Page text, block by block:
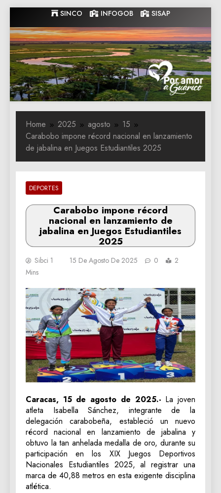
to
content
SINCO INFOGOB SISAP
Gobernacion
de Guarico
Gobernacion de Guarico
Home 2025 agosto
15
Carabobo impone récord nacional en lanzamiento
de jabalina en Juegos Estudiantiles 2025
DEPORTES
Carabobo impone récord
nacional en lanzamiento de
jabalina en Juegos Estudiantiles
2025
Sibci 1 15 De Agosto De 2025 0
2
Mins
Caracas, 15 de agosto de 2025.- La joven
atleta Isabella Sánchez, integrante de la
delegación carabobeña, estableció un nuevo
récord nacional en lanzamiento de jabalina y
obtuvo la tan anhelada medalla de oro, durante su
participación en los XIX Juegos Deportivos
Nacionales Estudiantiles 2025, al registrar una
marca de 40,88 metros en esta exigente disciplina
atlética.